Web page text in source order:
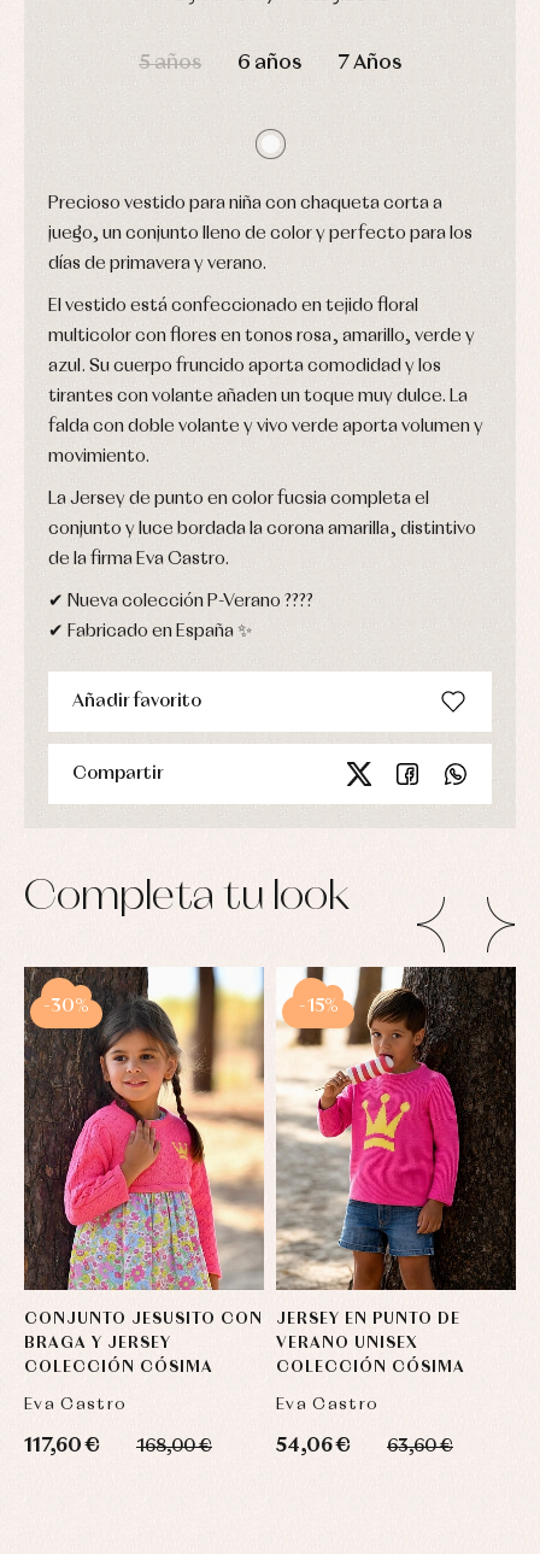
5 años 6 años 7 Años
Precioso vestido para niña con chaqueta corta a
juego, un conjunto lleno de color y perfecto para los
días de primavera y verano.
El vestido está confeccionado en tejido floral
multicolor con flores en tonos rosa, amarillo, verde y
azul. Su cuerpo fruncido aporta comodidad y los
tirantes con volante añaden un toque muy dulce. La
falda con doble volante y vivo verde aporta volumen y
movimiento.
La Jersey de punto en color fucsia completa el
conjunto y luce bordada la corona amarilla, distintivo
de la firma Eva Castro.
✔ Nueva colección P-Verano ????
✔ Fabricado en España ✨
Añadir favorito
Compartir
Completa tu look
CONJUNTO JESUSITO CON
BRAGA Y JERSEY
COLECCIÓN CÓSIMA
Eva Castro
117,60 € 168,00 €
-30%
JERSEY EN PUNTO DE
VERANO UNISEX
COLECCIÓN CÓSIMA
Eva Castro
54,06 € 63,60 €
-15%
Peleles
Chaquetas
Conjuntos
Ropa
abrigo
de
interior
Vestidos
y
Puericultura